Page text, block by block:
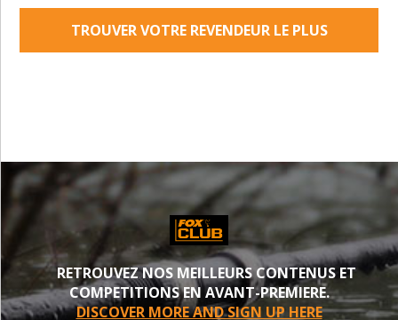
TROUVER VOTRE REVENDEUR LE PLUS
RETROUVEZ NOS MEILLEURS CONTENUS ET
COMPETITIONS EN AVANT-PREMIERE.
DISCOVER MORE AND SIGN UP HERE